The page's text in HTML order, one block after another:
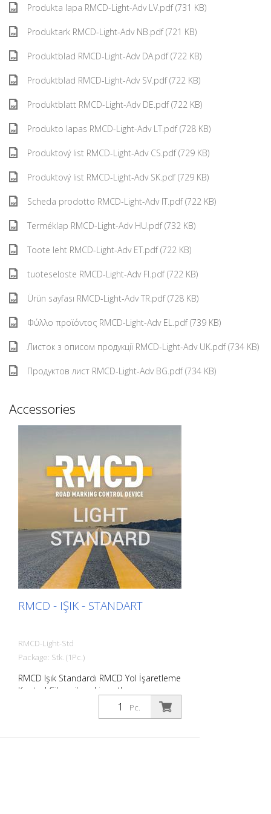
Produkta lapa RMCD-Light-Adv LV.pdf (731 KB)
Produktark RMCD-Light-Adv NB.pdf (721 KB)
Produktblad RMCD-Light-Adv DA.pdf (722 KB)
Produktblad RMCD-Light-Adv SV.pdf (722 KB)
Produktblatt RMCD-Light-Adv DE.pdf (722 KB)
Produkto lapas RMCD-Light-Adv LT.pdf (728 KB)
Produktový list RMCD-Light-Adv CS.pdf (729 KB)
Produktový list RMCD-Light-Adv SK.pdf (729 KB)
Scheda prodotto RMCD-Light-Adv IT.pdf (722 KB)
Terméklap RMCD-Light-Adv HU.pdf (732 KB)
Toote leht RMCD-Light-Adv ET.pdf (722 KB)
tuoteseloste RMCD-Light-Adv FI.pdf (722 KB)
Ürün sayfası RMCD-Light-Adv TR.pdf (728 KB)
Φύλλο προϊόντος RMCD-Light-Adv EL.pdf (739 KB)
Листок з описом продукції RMCD-Light-Adv UK.pdf (734 KB)
Продуктов лист RMCD-Light-Adv BG.pdf (734 KB)
Accessories
RMCD - IŞIK - STANDART
RMCD-Light-Std
Package: Stk. (1Pc.)
RMCD Işık Standardı RMCD Yol İşaretleme
Kontrol Cihazı ile yol işaretleme
makinelerini daha rahat çalıştırmak için
tamamen yeni bir sistem geliştirdik. Artık
Pc.